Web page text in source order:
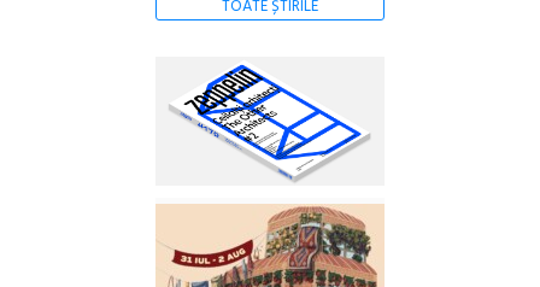
TOATE ȘTIRILE